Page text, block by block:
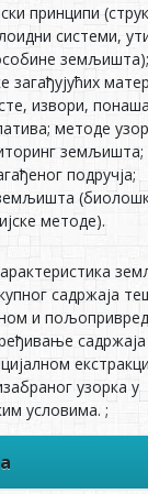
принципи
системи,
земљишта);
загађујућих
извори,
методе
земљишта;
подручја;
методе).
садржаја
и
узорка у
условима. ;